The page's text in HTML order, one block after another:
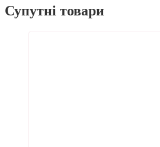
Супутні товари